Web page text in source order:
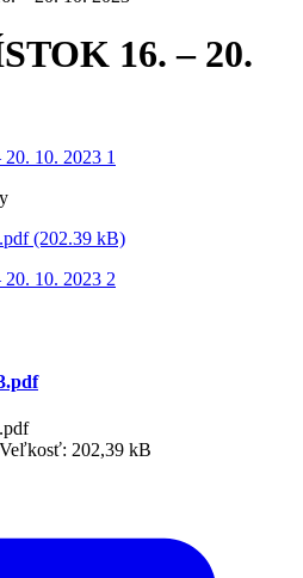
16. – 20.
(202.39 kB)
202,39 kB